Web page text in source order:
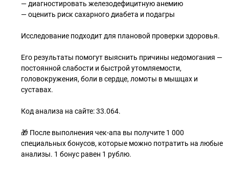
— диагностировать железодефицитную анемию
— оценить риск сахарного диабета и подагры
Исследование подходит для плановой проверки здоровья.
Его результаты помогут выяснить причины недомогания —
постоянной слабости и быстрой утомляемости,
головокружения, боли в сердце, ломоты в мышцах и
суставах.
Код анализа на сайте: 33.064.
🎁 После выполнения чек-апа вы получите 1 000
специальных бонусов, которые можно потратить на любые
анализы. 1 бонус равен 1 рублю.